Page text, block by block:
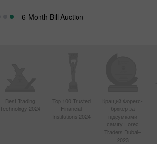
6-Month Bill Auction
Best Trading
Technology 2024
Top 100 Trusted
Financial
Institutions 2024
Кращий Форекс-
брокер за
підсумками
саміту Forex
Traders Dubai–
2023